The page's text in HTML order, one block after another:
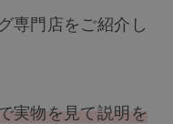
専門店をご紹介し
実物を見て説明を